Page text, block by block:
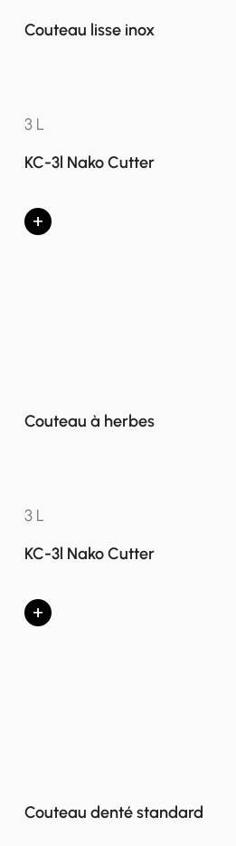
Couteau lisse inox
3 L
KC-3l Nako Cutter
+
Couteau à herbes
3 L
KC-3l Nako Cutter
+
Couteau denté standard